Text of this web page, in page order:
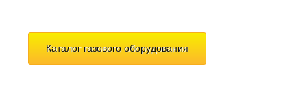
Каталог газового оборудования